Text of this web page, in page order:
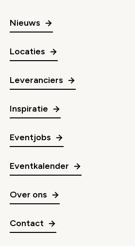
Nieuws
Locaties
Leveranciers
Inspiratie
Eventjobs
Eventkalender
Over ons
Contact